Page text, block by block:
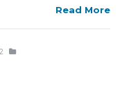
Read More